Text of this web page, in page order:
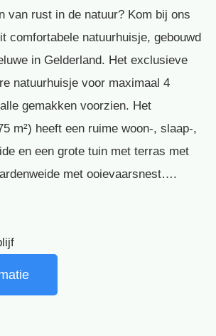
van rust in de natuur? Kom bij ons
comfortabele natuurhuisje, gebouwd
in Gelderland. Het exclusieve
natuurhuisje voor maximaal 4
gemakken voorzien. Het
m²) heeft een ruime woon-, slaap-,
en een grote tuin met terras met
met ooievaarsnest….